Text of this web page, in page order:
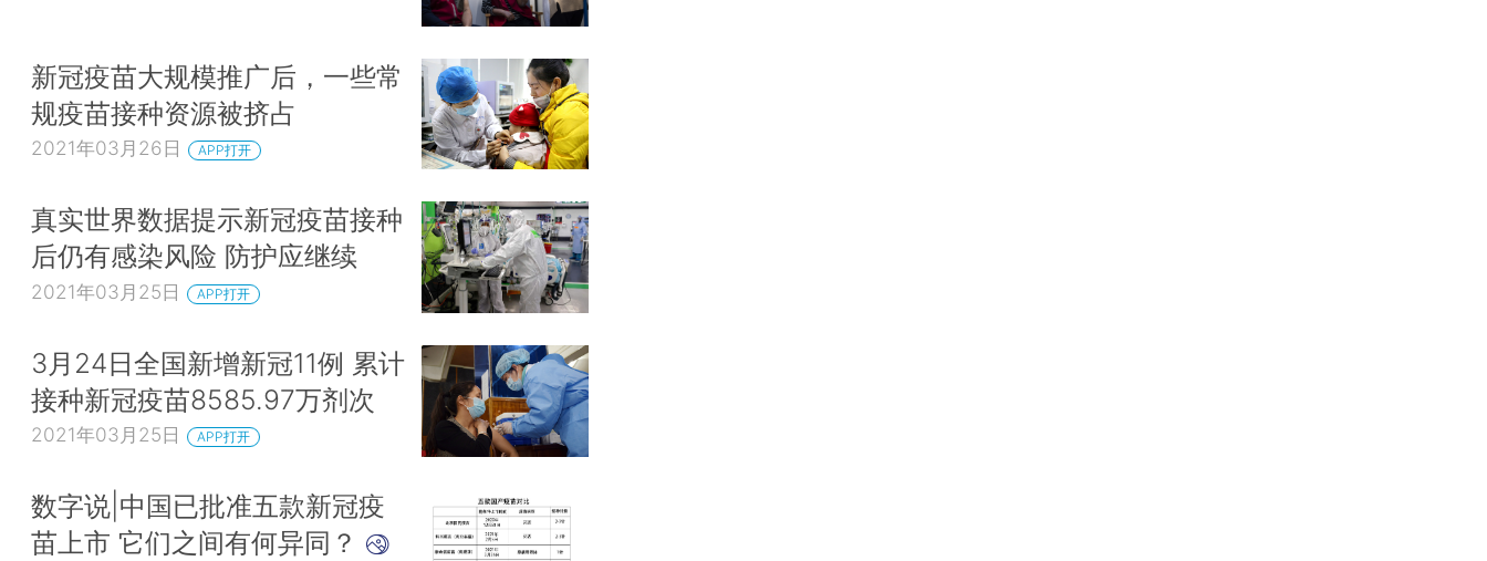
新冠疫苗大规模推广后，一些常
规疫苗接种资源被挤占
2021年03月26日 APP打开
真实世界数据提示新冠疫苗接种
后仍有感染风险 防护应继续
2021年03月25日 APP打开
3月24日全国新增新冠11例 累计
接种新冠疫苗8585.97万剂次
2021年03月25日 APP打开
数字说|中国已批准五款新冠疫
苗上市 它们之间有何异同？